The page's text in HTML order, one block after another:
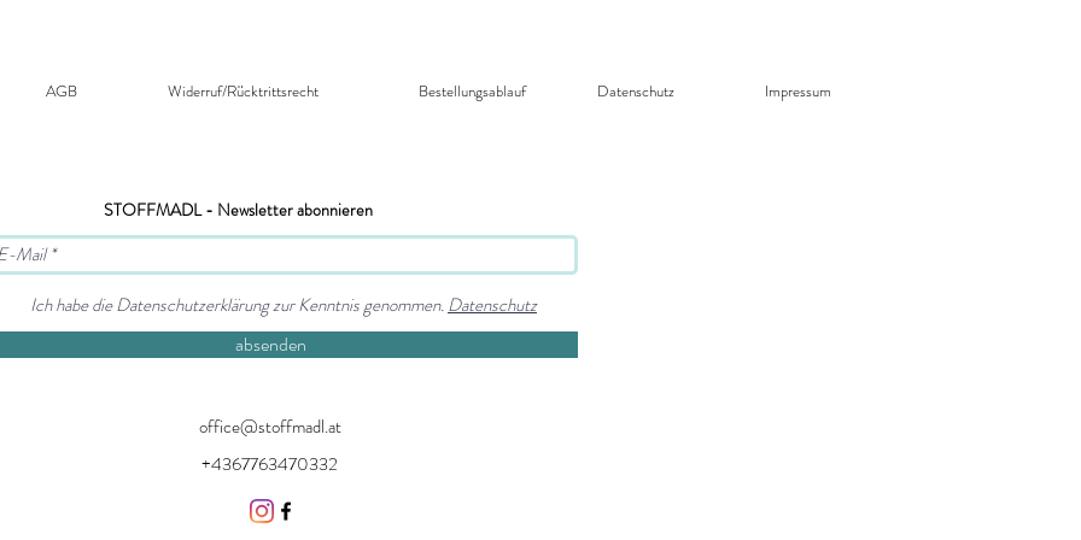
AGB Widerruf/Rücktrittsrecht​ Bestellungsablauf Datenschutz​ Impressum
STOFFMADL - Newsletter abonnieren
Ich habe die Datenschutzerklärung zur Kenntnis genommen.Datenschutz
absenden
office@stoffmadl.at
+4367763470332